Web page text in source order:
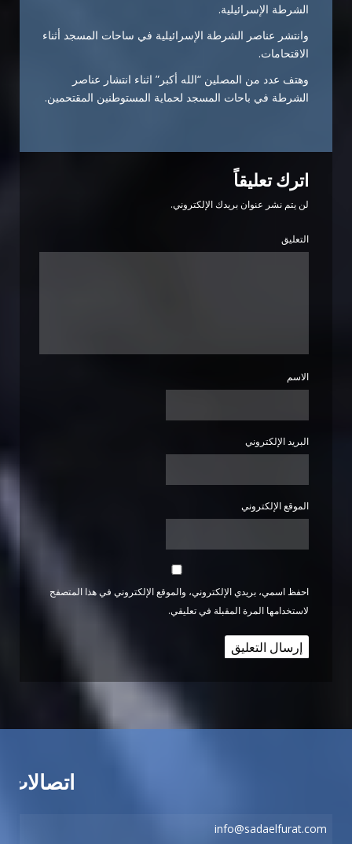
الشرطة الإسرائيلية.
وانتشر عناصر الشرطة الإسرائيلية في ساحات المسجد أثناء
الاقتحامات.
وهتف عدد من المصلين “الله أكبر” اثناء انتشار عناصر
الشرطة في باحات المسجد لحماية المستوطنين المقتحمين.
اترك تعليقاً
لن يتم نشر عنوان بريدك الإلكتروني.
التعليق
الاسم
البريد الإلكتروني
الموقع الإلكتروني
احفظ اسمي، بريدي الإلكتروني، والموقع الإلكتروني في هذا المتصفح
لاستخدامها المرة المقبلة في تعليقي.
اتصالات
info@sadaelfurat.com